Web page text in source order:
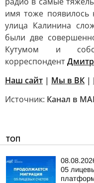
имя тоже появилось
улица Калинина
были две
Кутумом и
корреспондент
Наш сайт | Мы в ВК |
Источник: Канал в
ТОП
05